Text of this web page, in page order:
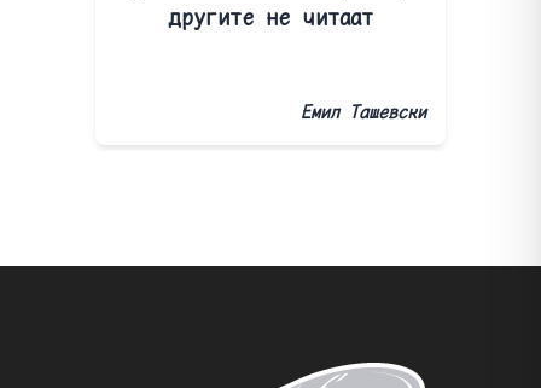
другите не читаат
Емил Ташевски